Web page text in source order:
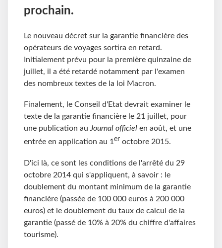
prochain.
Le nouveau décret sur la garantie financière des
opérateurs de voyages sortira en retard.
Initialement prévu pour la première quinzaine de
juillet, il a été retardé notamment par l'examen
des nombreux textes de la loi Macron.
Finalement, le Conseil d'Etat devrait examiner le
texte de la garantie financière le 21 juillet, pour
une publication au Journal officiel en août, et une
entrée en application au 1er octobre 2015.
D'ici là, ce sont les conditions de l'arrêté du 29
octobre 2014 qui s'appliquent, à savoir : le
doublement du montant minimum de la garantie
financière (passée de 100 000 euros à 200 000
euros) et le doublement du taux de calcul de la
garantie (passé de 10% à 20% du chiffre d'affaires
tourisme).